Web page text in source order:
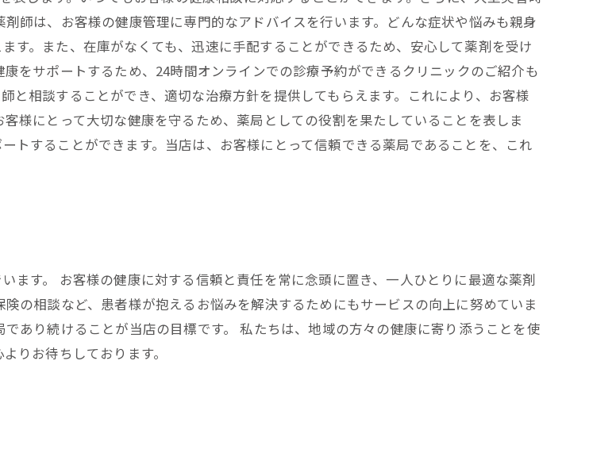
師は、お客様の健康管理に専門的なアドバイスを行います。どんな症状や悩みも親身
す。また、在庫がなくても、迅速に手配することができるため、安心して薬剤を受け
をサポートするため、24時間オンラインでの診療予約ができるクリニックのご紹介も
と相談することができ、適切な治療方針を提供してもらえます。これにより、お客様
様にとって大切な健康を守るため、薬局としての役割を果たしていることを表しま
トすることができます。当店は、お客様にとって信頼できる薬局であることを、これ
ます。 お客様の健康に対する信頼と責任を常に念頭に置き、一人ひとりに最適な薬剤
の相談など、患者様が抱えるお悩みを解決するためにもサービスの向上に努めていま
あり続けることが当店の目標です。 私たちは、地域の方々の健康に寄り添うことを使
りお待ちしております。